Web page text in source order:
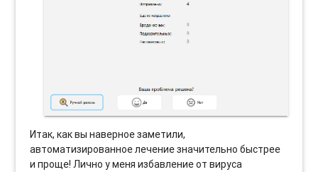
Итак, как вы наверное заметили,
автоматизированное лечение значительно быстрее
и проще! Лично у меня избавление от вируса